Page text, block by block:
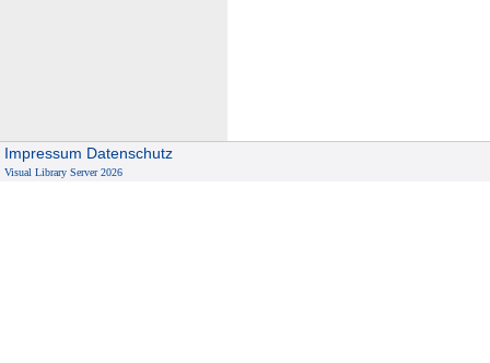
Impressum Datenschutz
Visual Library Server 2026